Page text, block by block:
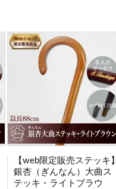
【web限定販売ステッキ】
銀杏（ぎんなん）大曲ス
テッキ・ライトブラウ